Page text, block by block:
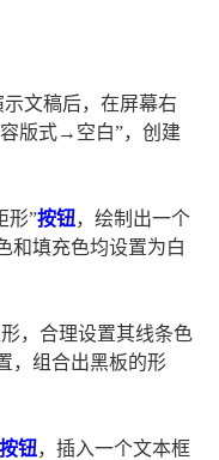
文稿后，在屏幕右
版式→空白”，创建
形”按钮，绘制出一个
和填充色均设置为白
，合理设置其线条色
，组合出黑板的形
按钮，插入一个文本框